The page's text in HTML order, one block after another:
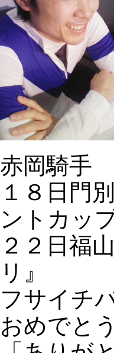
赤岡騎手
１８日門
ントカッ
２２日福
リ』
フサイチ
おめでと